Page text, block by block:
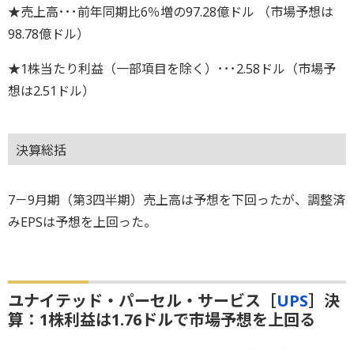
★売上高･･･前年同期比6％増の97.28億ドル （市場予想は
98.78億ドル）
★1株当たり利益（一部項目を除く）･･･2.58ドル（市場予
想は2.51ドル）
決算総括
7－9月期（第3四半期）売上高は予想を下回ったが、調整済
みEPSは予想を上回った。
ユナイテッド・パーセル・サービス［UPS］決
算：1株利益は1.76ドルで市場予想を上回る